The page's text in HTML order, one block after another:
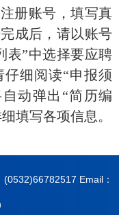
册账号，填写真
成后，请以账号
表”中选择要应聘
细阅读“申报须
动弹出“简历编
填写各项信息。
Email：